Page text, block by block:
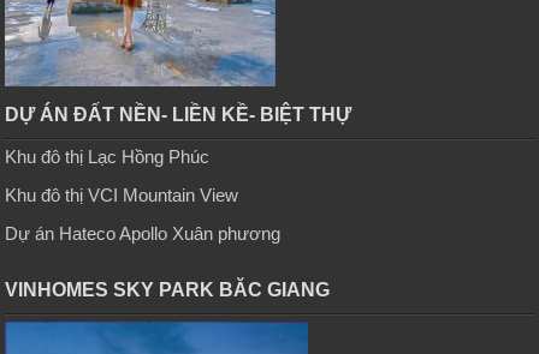
DỰ ÁN ĐẤT NỀN- LIỀN KỀ- BIỆT THỰ
Khu đô thị Lạc Hồng Phúc
Khu đô thị VCI Mountain View
Dự án Hateco Apollo Xuân phương
VINHOMES SKY PARK BĂC GIANG